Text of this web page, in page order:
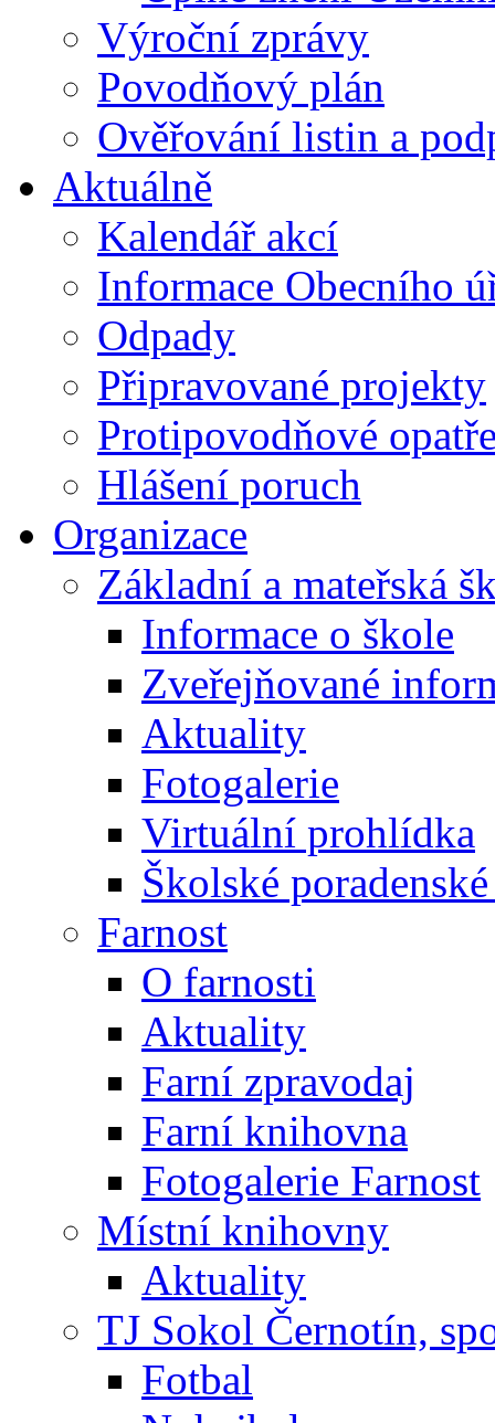
Výroční zprávy
Povodňový plán
Ověřování listin a
Aktuálně
Kalendář akcí
Informace Obecního
Odpady
Připravované projekty
Protipovodňové
Hlášení poruch
Organizace
Základní a mateřská
Informace o škole
Zveřejňované
Aktuality
Fotogalerie
Virtuální prohlídka
Školské
Farnost
O farnosti
Aktuality
Farní zpravodaj
Farní knihovna
Fotogalerie Farnost
Místní knihovny
Aktuality
TJ Sokol Černotín,
Fotbal